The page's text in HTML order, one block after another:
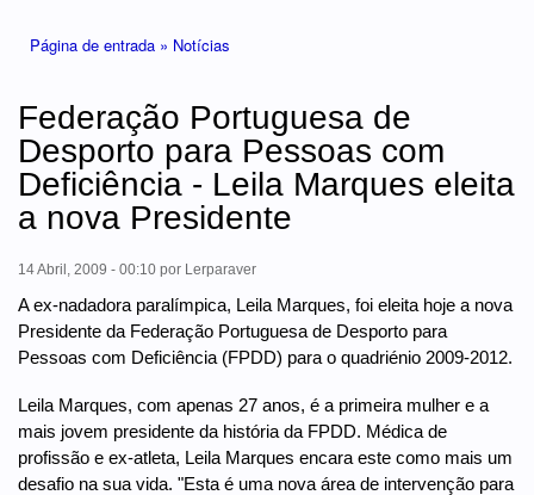
Página de entrada » Notícias
Federação Portuguesa de
Desporto para Pessoas com
Deficiência - Leila Marques eleita
a nova Presidente
14 Abril, 2009 - 00:10 por Lerparaver
A ex-nadadora paralímpica, Leila Marques, foi eleita hoje a nova
Presidente da Federação Portuguesa de Desporto para
Pessoas com Deficiência (FPDD) para o quadriénio 2009-2012.
Leila Marques, com apenas 27 anos, é a primeira mulher e a
mais jovem presidente da história da FPDD. Médica de
profissão e ex-atleta, Leila Marques encara este como mais um
desafio na sua vida. "Esta é uma nova área de intervenção para